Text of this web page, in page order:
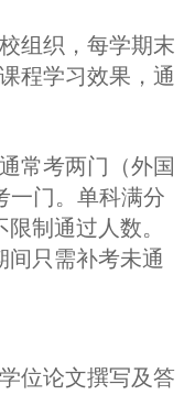
组织，每学期末
程学习效果，通
常考两门（外国
一门。单科满分
制通过人数。
间只需补考未通
位论文撰写及答